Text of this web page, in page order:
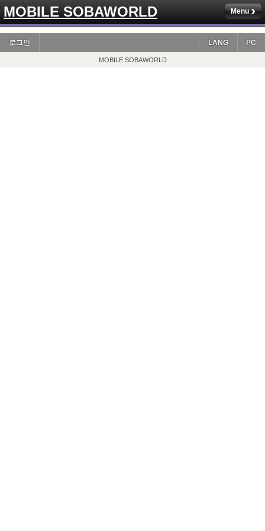
MOBILE SOBAWORLD Menu
로그인 PC
LANG
MOBILE SOBAWORLD